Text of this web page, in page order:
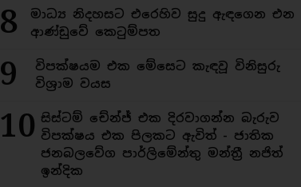
8
මාධ්‍ය නිදහසට එරෙහිව සුදු ඇඳගෙන එන
ආණ්ඩුවේ කෙටුම්පත
9
විපක්ෂයම එක මේසෙට කැඳවූ විනිසුරු
විශ්‍රාම වයස
10 සිස්ටම් චේන්ජ් එක දිරවාගන්න බැරුව
විපක්ෂය එක පිලකට ඇවිත් - ජාතික
ජනබලවේග පාර්ලිමේන්තු මන්ත්‍රී නජිත්
ඉන්දික